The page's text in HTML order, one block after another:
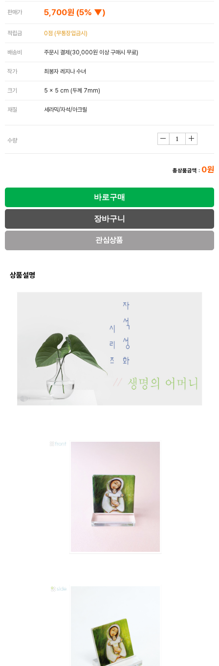
판매가 5,700원 (5% ▼)
적립금 0점 (무통장입금시)
배송비 주문시 결제(30,000원 이상 구매시 무료)
작가 최봉자 레지나 수녀
크기 5 x 5 cm (두께 7mm)
재질 세라믹/자석/아크릴
수량
총상품금액 : 0원
관심상품
상품설명